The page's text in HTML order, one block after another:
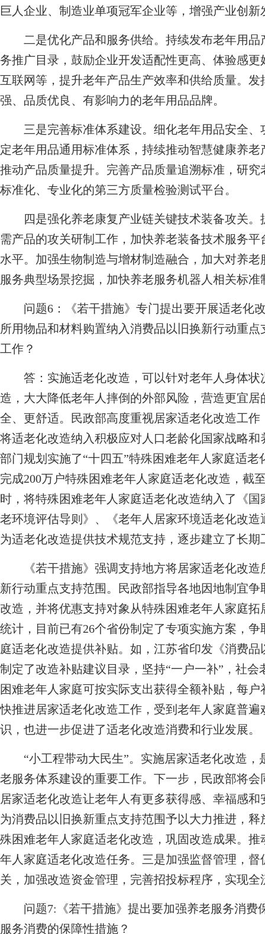
巨人企业、制造业单项冠军企业等，增强产业创新
二是优化产品和服务供给。持续发布老年用品
务推广目录，鼓励企业开发适配性更高、体验感
互联网等，提升老年产品生产效率和供给质量。
强、品质优良、有影响力的老年用品品牌。
三是完善标准体系建设。细化老年用品安全、
定老年用品通用标准体系，持续推动智慧健康养
推动产品质量提升。完善产品质量追溯标准，研
标准化、专业化的第三方质量检验测试平台。
四是强化养老康复产业链关键技术装备攻关。
需产品的攻关研制工作，加快养老装备技术服务
水平。加强生物制造与增材制造融合，加大对养
服务典型场景挖掘，加快养老服务机器人相关标准
问题6：《若干措施》专门提出要开展适老化
所用物品和材料购置纳入消费品以旧换新行动重
工作？
答：实施适老化改造，可以针对老年人身体状
造，大大降低老年人摔倒的外部风险，营造更宜
全、更舒适。民政部高度重视居家适老化改造工
将适老化改造纳入积极应对人口老龄化国家战略
部门规划实施了“十四五”特殊困难老年人家庭适
完成200万户特殊困难老年人家庭适老化改造，截
时，将特殊困难老年人家庭适老化改造纳入了《
老环境评估导则》、《老年人居家环境适老化改
为适老化改造提供技术规范支持，逐步建立了长期
《若干措施》强调支持地方将居家适老化改造
新行动重点支持范围。民政部指导各地因地制宜
改造，并将优惠支持对象从特殊困难老年人家庭
统计，目前已有26个省份制定了专项实施方案，
庭适老化改造提供补贴。如，江苏省印发《消费
制定了改造补贴建议目录，坚持“一户一补”，社
困难老年人家庭可按实际支出获得全额补贴，每
快推进居家适老化改造工作，受到老年人家庭普
识，也进一步促进了适老化改造消费和行业发展。
“小工程带动大民生”。实施居家适老化改造，
老服务体系建设的重要工作。下一步，民政部将
居家适老化改造让老年人有更多获得感、幸福感
为消费品以旧换新重点支持范围予以大力推进，
殊困难老年人家庭适老化改造，巩固改造成果。
年人家庭适老化改造任务。三是加强监督管理，
关，加强改造资金管理，完善招投标程序，实现
问题7:《若干措施》提出要加强养老服务消
服务消费的保障性措施？